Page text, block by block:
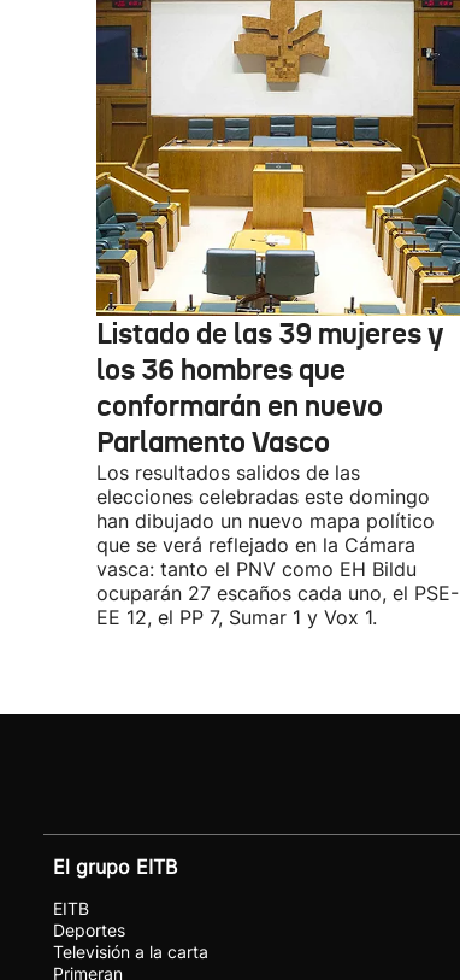
Listado de las 39 mujeres y
los 36 hombres que
conformarán en nuevo
Parlamento Vasco
Los resultados salidos de las
elecciones celebradas este domingo
han dibujado un nuevo mapa político
que se verá reflejado en la Cámara
vasca: tanto el PNV como EH Bildu
ocuparán 27 escaños cada uno, el PSE-
EE 12, el PP 7, Sumar 1 y Vox 1.
El grupo EITB
EITB
Deportes
Televisión a la carta
Primeran